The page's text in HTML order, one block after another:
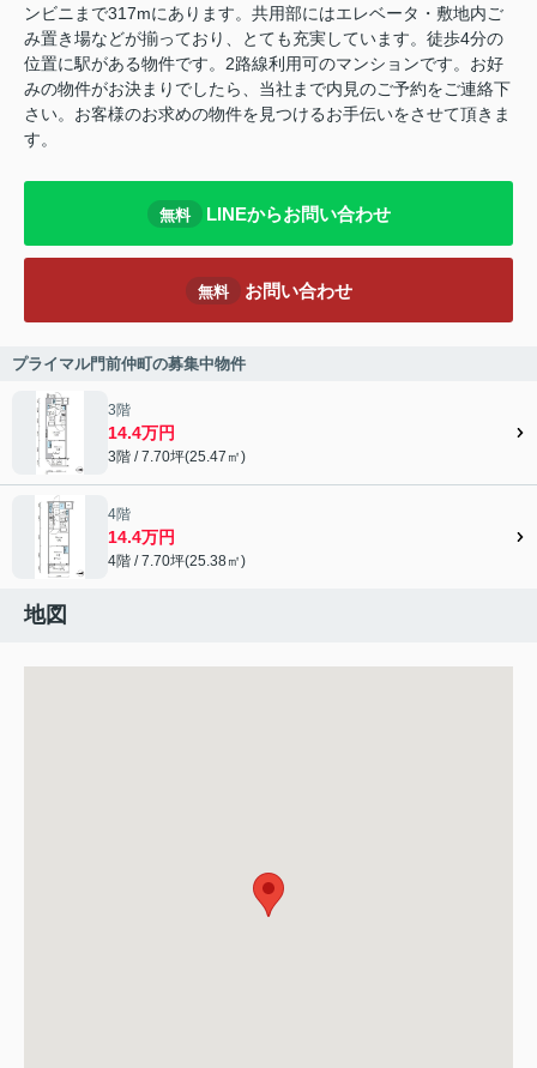
ンビニまで317mにあります。共用部にはエレベータ・敷地内ご
み置き場などが揃っており、とても充実しています。徒歩4分の
位置に駅がある物件です。2路線利用可のマンションです。お好
みの物件がお決まりでしたら、当社まで内見のご予約をご連絡下
さい。お客様のお求めの物件を見つけるお手伝いをさせて頂きま
す。
無料 LINEからお問い合わせ
無料 お問い合わせ
プライマル門前仲町の募集中物件
3階
14.4万円
3階 / 7.70坪(25.47㎡)
4階
14.4万円
4階 / 7.70坪(25.38㎡)
地図